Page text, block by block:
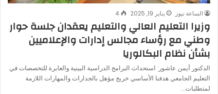
الساعة نيوز يناير 19, 2025 4
وزيرا التعليم العالي والتعليم يعقدان جلسة حوار
وطني مع رؤساء مجالس إدارات والإعلاميين
بشأن نظام البكالوريا
الدكتور أيمن عاشور: استحداث البرامج الدراسية البينية والعابرة للتخصصات في
التعليم الجامعي هدفنا الأساسي خريج مؤهل بالجدارات والمهارات اللازمة
لمتطلبات…